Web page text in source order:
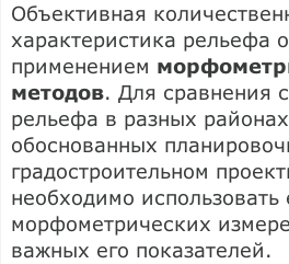
Объективная
характеристика рельефа
применением
методов. Для сравнения
рельефа в разных
обоснованных
градостроительном
необходимо
морфометрических
важных его показателей.